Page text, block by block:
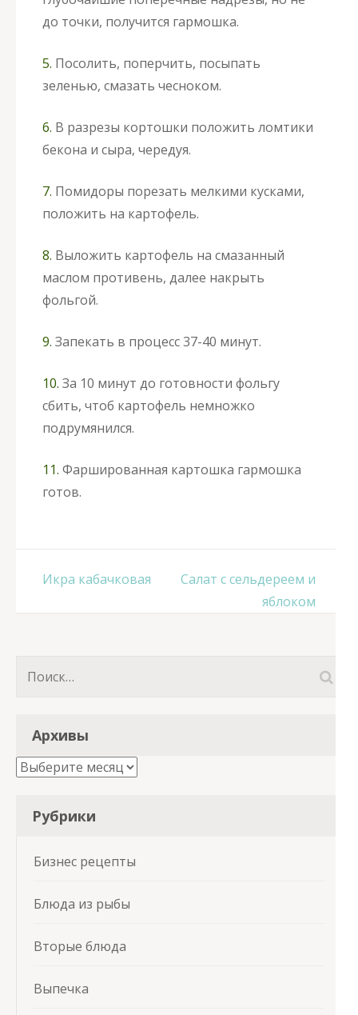
до точки, получится гармошка.
5. Посолить, поперчить, посыпать
зеленью, смазать чесноком.
6. В разрезы кортошки положить ломтики
бекона и сыра, чередуя.
7. Помидоры порезать мелкими кусками,
положить на картофель.
8. Выложить картофель на смазанный
маслом противень, далее накрыть
фольгой.
9. Запекать в процесс 37-40 минут.
10. За 10 минут до готовности фольгу
сбить, чтоб картофель немножко
подрумянился.
11. Фаршированная картошка гармошка
готов.
Навигация
Икра кабачковая
Салат с сельдереем и
яблоком
Найти:
Архивы
Архивы
Рубрики
Бизнес рецепты
Блюда из рыбы
Вторые блюда
Выпечка